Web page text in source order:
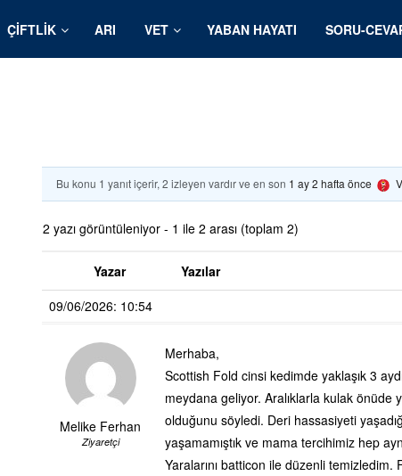
ÇIFTLIK ARI VET YABAN HAYATI SORU-
Bu konu 1 yanıt içerir, 2 izleyen vardır ve en son 1 ay 2 hafta önce
2 yazı görüntüleniyor - 1 ile 2 arası (toplam 2)
Yazar
Yazılar
09/06/2026: 10:54
Melike Ferhan
Ziyaretçi
Merhaba,
Scottish Fold cinsi kedimde yaklaşık 3
meydana geliyor. Aralıklarla kulak
olduğunu söyledi. Deri hassasiyeti
yaşamamıştık ve mama tercihimiz hep
Yaralarını batticon ile düzenli temizledim.